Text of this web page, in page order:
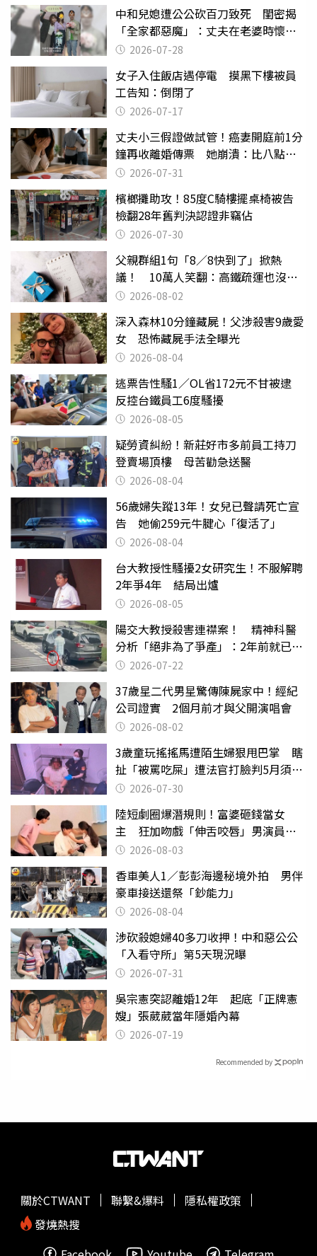
中和兒媳遭公公砍百刀致死 閨密揭
「全家都惡魔」：丈夫在老婆時懷孕
摔東西
2026-07-28
女子入住飯店遇停電 摸黑下樓被員
工告知：倒閉了
2026-07-17
丈夫小三假證做試管！癌妻開庭前1分
鐘再收離婚傳票 她崩潰：比八點檔
還扯2026-07-31
檳榔攤助攻！85度C騎樓擺桌椅被告
檢翻28年舊判決認證非竊佔
2026-07-30
父親群組1句「8／8快到了」掀熱
議！ 10萬人笑翻：高鐵疏運也沒列
父親節
2026-08-02
深入森林10分鐘藏屍！父涉殺害9歲愛
女 恐怖藏屍手法全曝光
2026-08-04
逃票告性騷1／OL省172元不甘被逮
反控台鐵員工6度騷擾
2026-08-05
疑勞資糾紛！新莊好市多前員工持刀
登賣場頂樓 母苦勸急送醫
2026-08-04
56歲婦失蹤13年！女兒已聲請死亡宣
告 她偷259元牛腱心「復活了」
2026-08-04
台大教授性騷擾2女研究生！不服解聘
2年爭4年 結局出爐
2026-08-05
陽交大教授殺害連襟案！ 精神科醫
分析「絕非為了爭產」：2年前就已言
行詭異
2026-07-22
37歲星二代男星驚傳陳屍家中！經紀
公司證實 2個月前才與父開演唱會
2026-08-02
3歲童玩搖搖馬遭陌生婦狠甩巴掌 瞎
扯「被罵吃屎」遭法官打臉判5月須入
監 2026-07-30
陸短劇圈爆潛規則！富婆砸錢當女
主 狂加吻戲「伸舌咬唇」男演員崩
潰 2026-08-03
香車美人1／彭彭海邊秘境外拍 男伴
豪車接送還祭「鈔能力」
2026-08-04
涉砍殺媳婦40多刀收押！中和惡公公
「入看守所」第5天現況曝
2026-07-31
吳宗憲突認離婚12年 起底「正牌憲
嫂」張葳葳當年隱婚內幕
2026-07-19
Recommended by
關於CTWANT 聯繫&爆料
隱私權政策
發燒熱搜